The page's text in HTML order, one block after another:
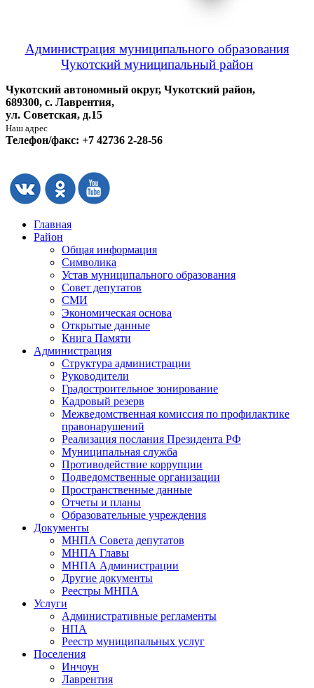
Администрация муниципального образования
Чукотский муниципальный район
Чукотский автономный округ, Чукотский район,
689300, с. Лаврентия,
ул. Советская, д.15
Наш адрес
Телефон/факс: +7 42736 2-28-56
Главная
Район
Общая информация
Символика
Устав муниципального образования
Совет депутатов
СМИ
Экономическая основа
Открытые данные
Книга Памяти
Администрация
Структура администрации
Руководители
Градостроительное зонирование
Кадровый резерв
Межведомственная комиссия по профилактике
правонарушений
Реализация послания Президента РФ
Муниципальная служба
Противодействие коррупции
Подведомственные организации
Пространственные данные
Отчеты и планы
Образовательные учреждения
Документы
МНПА Совета депутатов
МНПА Главы
МНПА Администрации
Другие документы
Реестры МНПА
Услуги
Административные регламенты
НПА
Реестр муниципальных услуг
Поселения
Инчоун
Лаврентия